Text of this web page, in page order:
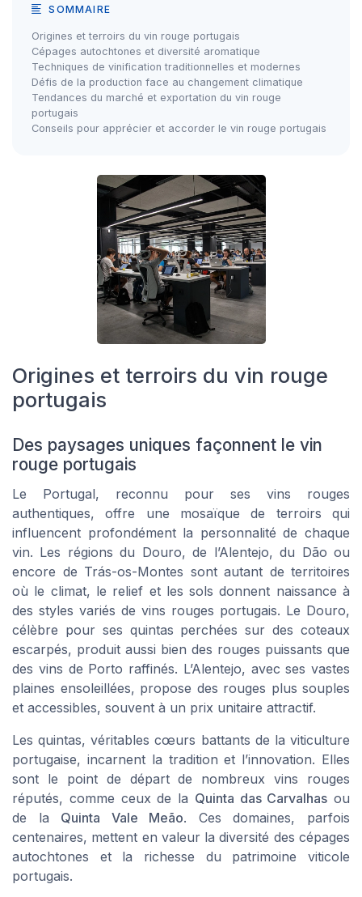
SOMMAIRE
Origines et terroirs du vin rouge portugais
Cépages autochtones et diversité aromatique
Techniques de vinification traditionnelles et modernes
Défis de la production face au changement climatique
Tendances du marché et exportation du vin rouge
portugais
Conseils pour apprécier et accorder le vin rouge portugais
Origines et terroirs du vin rouge
portugais
Des paysages uniques façonnent le vin
rouge portugais
Le Portugal, reconnu pour ses vins rouges
authentiques, offre une mosaïque de terroirs qui
influencent profondément la personnalité de chaque
vin. Les régions du Douro, de l’Alentejo, du Dão ou
encore de Trás-os-Montes sont autant de territoires
où le climat, le relief et les sols donnent naissance à
des styles variés de vins rouges portugais. Le Douro,
célèbre pour ses quintas perchées sur des coteaux
escarpés, produit aussi bien des rouges puissants que
des vins de Porto raffinés. L’Alentejo, avec ses vastes
plaines ensoleillées, propose des rouges plus souples
et accessibles, souvent à un prix unitaire attractif.
Les quintas, véritables cœurs battants de la viticulture
portugaise, incarnent la tradition et l’innovation. Elles
sont le point de départ de nombreux vins rouges
réputés, comme ceux de la Quinta das Carvalhas ou
de la Quinta Vale Meão. Ces domaines, parfois
centenaires, mettent en valeur la diversité des cépages
autochtones et la richesse du patrimoine viticole
portugais.